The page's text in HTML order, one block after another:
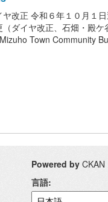
改正 令和６年１０月１
ダイヤ改正、石畑・殿
Town Community
Powered by CKAN
言語